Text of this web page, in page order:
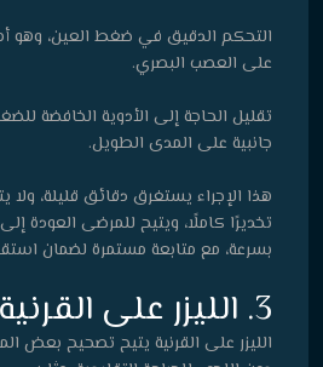
التحكم الدقيق في ضغط العين، وهو
على العصب البصري.
تقليل الحاجة إلى الأدوية الخافضة
جانبية على المدى الطويل.
هذا الإجراء يستغرق دقائق قليلة،
تخديرًا كاملًا، ويتيح للمرضى العودة
بسرعة، مع متابعة مستمرة لضمان
3. الليزر على القرنية
الليزر على القرنية يتيح تصحيح بعض